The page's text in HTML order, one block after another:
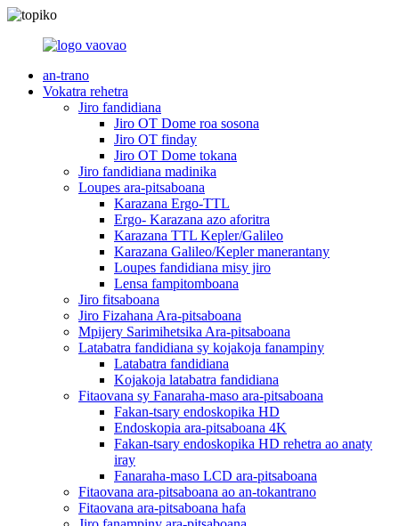
an-trano
Vokatra rehetra
Jiro fandidiana
Jiro OT Dome roa sosona
Jiro OT finday
Jiro OT Dome tokana
Jiro fandidiana madinika
Loupes ara-pitsaboana
Karazana Ergo-TTL
Ergo- Karazana azo aforitra
Karazana TTL Kepler/Galileo
Karazana Galileo/Kepler manerantany
Loupes fandidiana misy jiro
Lensa fampitomboana
Jiro fitsaboana
Jiro Fizahana Ara-pitsaboana
Mpijery Sarimihetsika Ara-pitsaboana
Latabatra fandidiana sy kojakoja fanampiny
Latabatra fandidiana
Kojakoja latabatra fandidiana
Fitaovana sy Fanaraha-maso ara-pitsaboana
Fakan-tsary endoskopika HD
Endoskopia ara-pitsaboana 4K
Fakan-tsary endoskopika HD rehetra ao anaty
iray
Fanaraha-maso LCD ara-pitsaboana
Fitaovana ara-pitsaboana ao an-tokantrano
Fitaovana ara-pitsaboana hafa